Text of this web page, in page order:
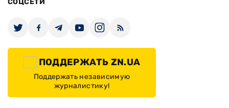
СОЦСЕТИ
ПОДДЕРЖАТЬ ZN.UA
Поддержать независимую
журналистику!